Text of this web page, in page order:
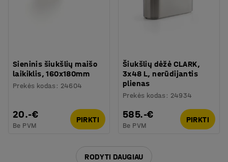
Sieninis šiukšlių maišo
laikiklis, 160x180mm
Prekės kodas : 24604
20.-€
Be PVM
PIRKTI
Šiukšlių dėžė CLARK,
3x48 L, nerūdijantis
plienas
Prekės kodas : 24934
585.-€
Be PVM
PIRKTI
RODYTI DAUGIAU